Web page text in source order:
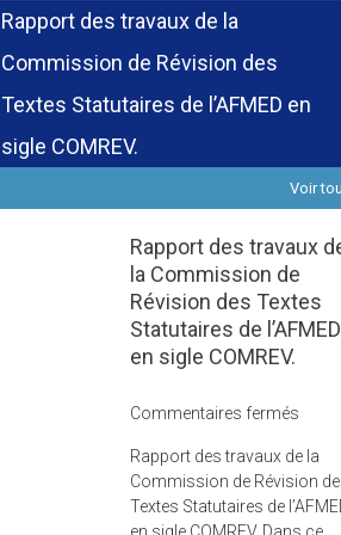
Rapport des travaux de la
Commission de Révision des
Textes Statutaires de l’AFMED en
sigle COMREV.
Voir
Rapport des travaux
la Commission de
Révision des Textes
Statutaires de l’AFMED
en sigle COMREV.
Commentaires fermés
des
de
Rapport des travaux de la
Commission de Révision
Textes Statutaires de
en sigle COMREV. Dans ce